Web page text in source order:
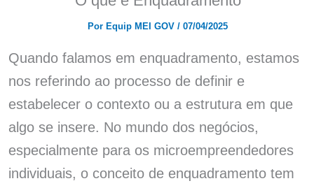
Por Equip MEI GOV / 07/04/2025
Quando falamos em enquadramento, estamos
nos referindo ao processo de definir e
estabelecer o contexto ou a estrutura em que
algo se insere. No mundo dos negócios,
especialmente para os microempreendedores
individuais, o conceito de enquadramento tem